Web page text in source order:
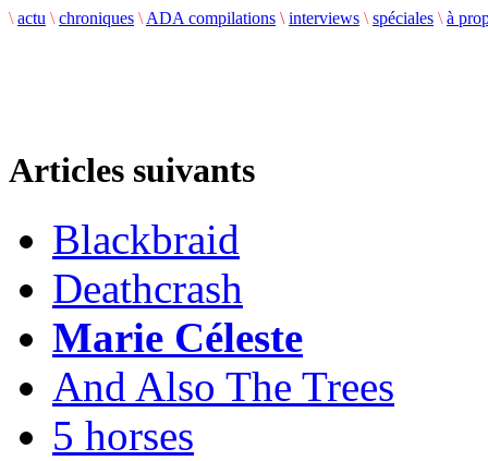
\ actu \ chroniques \ ADA compilations \ interviews \ spéciales \ à
Articles suivants
Blackbraid
Deathcrash
Marie Céleste
And Also The Trees
5 horses